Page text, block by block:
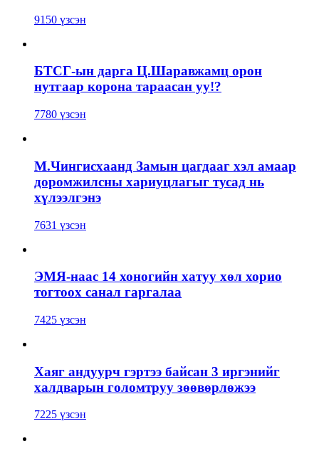
9150 үзсэн
БТСГ-ын дарга Ц.Шаравжамц орон
нутгаар корона тараасан уу!?
7780 үзсэн
М.Чингисхаанд Замын цагдааг хэл амаар
доромжилсны хариуцлагыг тусад нь
хүлээлгэнэ
7631 үзсэн
ЭМЯ-наас 14 хоногийн хатуу хөл хорио
тогтоох санал гаргалаа
7425 үзсэн
Хаяг андуурч гэртээ байсан 3 иргэнийг
халдварын голомтруу зөөвөрлөжээ
7225 үзсэн